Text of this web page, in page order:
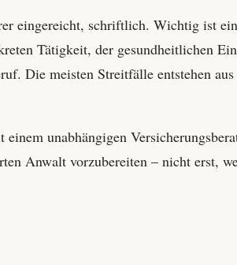
eingereicht, schriftlich. Wichtig ist
Tätigkeit, der gesundheitlichen
Die meisten Streitfälle entstehen aus
unabhängigen
Anwalt vorzubereiten – nicht erst,